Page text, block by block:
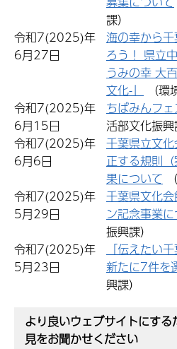
課）
令和7(2025)年
6月27日
海の幸から
ろう！ 県立
うみの幸 大
文化-」
（
令和7(2025)年
6月15日
ちばみんフ
活部文化振興
令和7(2025)年
6月6日
千葉県立文
正する規則
果について
令和7(2025)年
5月29日
千葉県文化
ン記念事業
振興課）
令和7(2025)年
5月23日
「伝えたい
新たに7件を
興課）
より良いウェブサイトにす
見をお聞かせください